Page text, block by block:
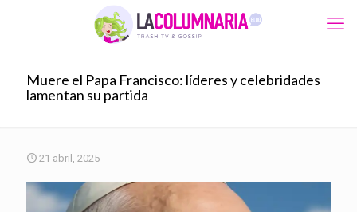
Muere el Papa Francisco: líderes y celebridades
lamentan su partida
21 abril, 2025